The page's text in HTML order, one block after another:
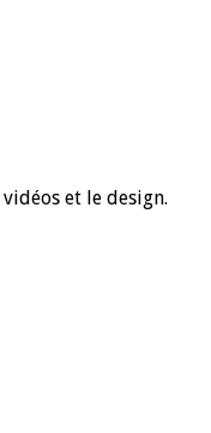
et le design.